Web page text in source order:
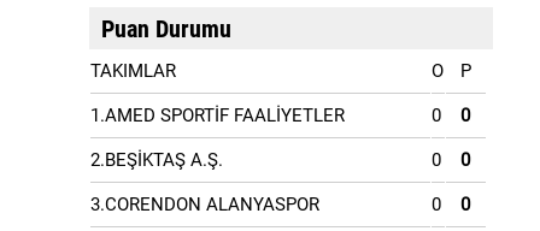
Puan Durumu
TAKIMLAR O P
1.AMED SPORTİF FAALİYETLER 0 0
2.BEŞİKTAŞ A.Ş. 0 0
3.CORENDON ALANYASPOR 0 0